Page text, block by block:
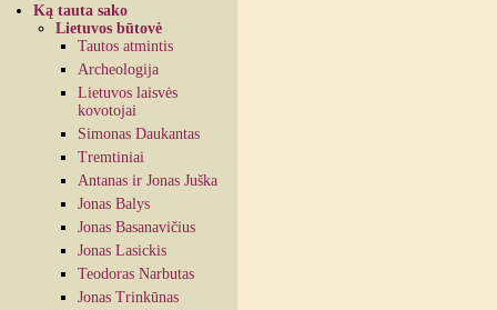
Ką tauta sako
Lietuvos būtovė
Tautos atmintis
Archeologija
Lietuvos laisvės
kovotojai
Simonas Daukantas
Tremtiniai
Antanas ir Jonas Juška
Jonas Balys
Jonas Basanavičius
Jonas Lasickis
Teodoras Narbutas
Jonas Trinkūnas